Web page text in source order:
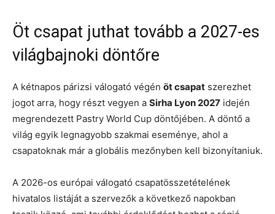
Öt csapat juthat tovább a 2027-es
világbajnoki döntőre
A kétnapos párizsi válogató végén öt csapat szerezhet
jogot arra, hogy részt vegyen a Sirha Lyon 2027 idején
megrendezett Pastry World Cup döntőjében. A döntő a
világ egyik legnagyobb szakmai eseménye, ahol a
csapatoknak már a globális mezőnyben kell bizonyítaniuk.
A 2026-os európai válogató csapatösszetételének
hivatalos listáját a szervezők a következő napokban